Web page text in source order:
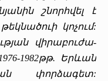
շնորհ­վել
է
թեկ­նա­ծո­ւի կո­չում:
վի­րա­բու­ժա­
1976-1982թթ.
Եր­ևան
փոր­ձա­գետ: